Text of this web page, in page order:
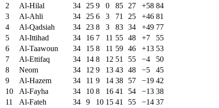
2
Al-Hilal 34 25 9 0 85 27 +58 84
3
Al-Ahli 34 25 6 3 71 25 +46 81
4
Al-Qadsiah 34 23 8 3 83 34 +49 77
5
Al-Ittihad 34 16 7 11 55 48 +7
55
6
Al-Taawoun 34 15 8 11 59 46 +13 53
7
Al-Ettifaq 34 14 8 12 51 55 −4
50
8
Neom 34 12 9 13 43 48 −5
45
9
Al-Hazem 34 11 9 14 38 57 −19 42
10
Al-Fayha 34 10 8 16 41 54 −13 38
11
Al-Fateh 34 9 10 15 41 55 −14 37